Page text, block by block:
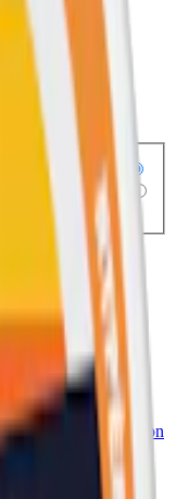
Vitt snus
kr 28,50 kr /st
kr 28,35 kr /st
Smak: citron / lemon